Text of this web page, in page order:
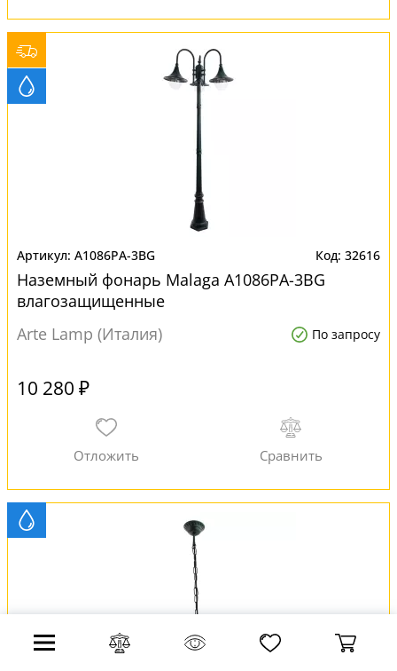
A1086PA-3BG 32616
Наземный фонарь Malaga A1086PA-3BG
влагозащищенные
Arte Lamp (Италия)
По запросу
10 280 ₽